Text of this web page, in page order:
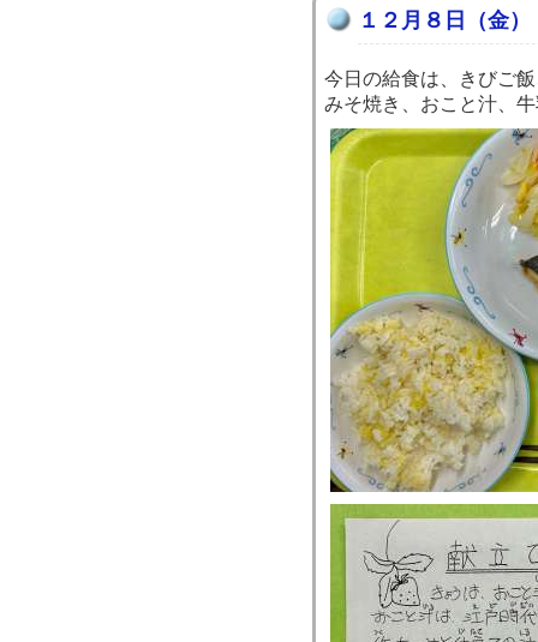
１２月８日（金）
今日の給食は、きびご
みそ焼き、おこと汁、